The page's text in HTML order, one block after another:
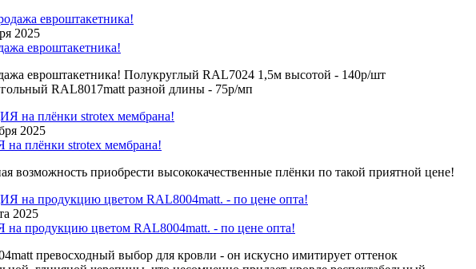
2025
евроштакетника!
евроштакетника! Полукруглый RAL7024 1,5м высотой - 140р/шт
RAL8017matt разной длины - 75р/мп
2025
плёнки strotex мембрана!
возможность приобрести высококачественные плёнки по такой приятной цене!
2025
продукцию цветом RAL8004matt. - по цене опта!
превосходный выбор для кровли - он искусно имитирует оттенок